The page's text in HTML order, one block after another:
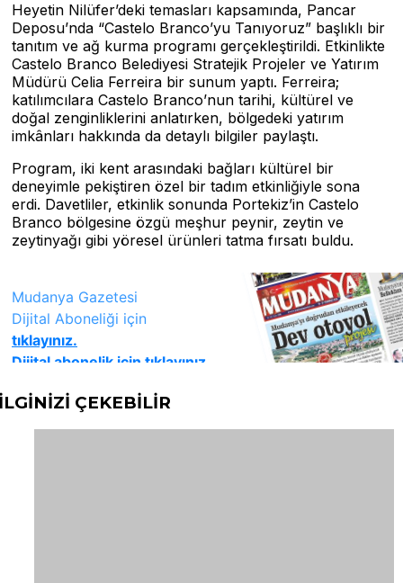
Heyetin Nilüfer’deki temasları kapsamında, Pancar
Deposu’nda “Castelo Branco’yu Tanıyoruz” başlıklı bir
tanıtım ve ağ kurma programı gerçekleştirildi. Etkinlikte
Castelo Branco Belediyesi Stratejik Projeler ve Yatırım
Müdürü Celia Ferreira bir sunum yaptı. Ferreira;
katılımcılara Castelo Branco’nun tarihi, kültürel ve
doğal zenginliklerini anlatırken, bölgedeki yatırım
imkânları hakkında da detaylı bilgiler paylaştı.
Program, iki kent arasındaki bağları kültürel bir
deneyimle pekiştiren özel bir tadım etkinliğiyle sona
erdi. Davetliler, etkinlik sonunda Portekiz’in Castelo
Branco bölgesine özgü meşhur peynir, zeytin ve
zeytinyağı gibi yöresel ürünleri tatma fırsatı buldu.
ÇEKEBİLİR